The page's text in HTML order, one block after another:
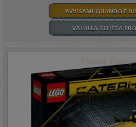
AVVISAMI QUANDO È
VAI ALLA SCHEDA